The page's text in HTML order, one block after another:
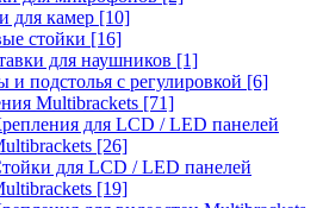
для камер [10]
стойки [16]
для наушников [1]
и подстолья с регулировкой [6]
Multibrackets [71]
для LCD / LED панелей
[26]
для LCD / LED панелей
[19]